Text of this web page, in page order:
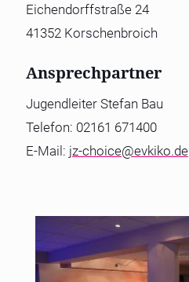
Eichendorffstraße 24
41352 Korschenbroich
Ansprechpartner
Jugendleiter Stefan Bau
Telefon: 02161 671400
E-Mail: jz-choice@evkiko.de